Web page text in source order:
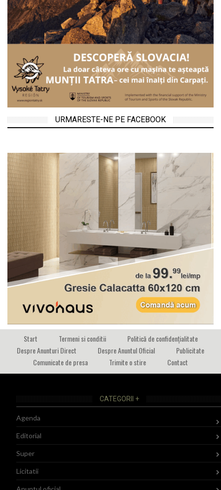
URMARESTE-NE PE FACEBOOK
Start Termeni si conditii
Politică de confidențialitate
Despre Anunturi Direct
Despre Anuntul Oficial
Publicitate
Comunicate de presa
Trimite o stire Contact
CATEGORII +
Agenda
Editorial
Super
Licitatii